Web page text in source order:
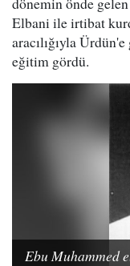
Elbani ile irtibat
aracılığıyla
eğitim gördü.
Ebu Muhammed